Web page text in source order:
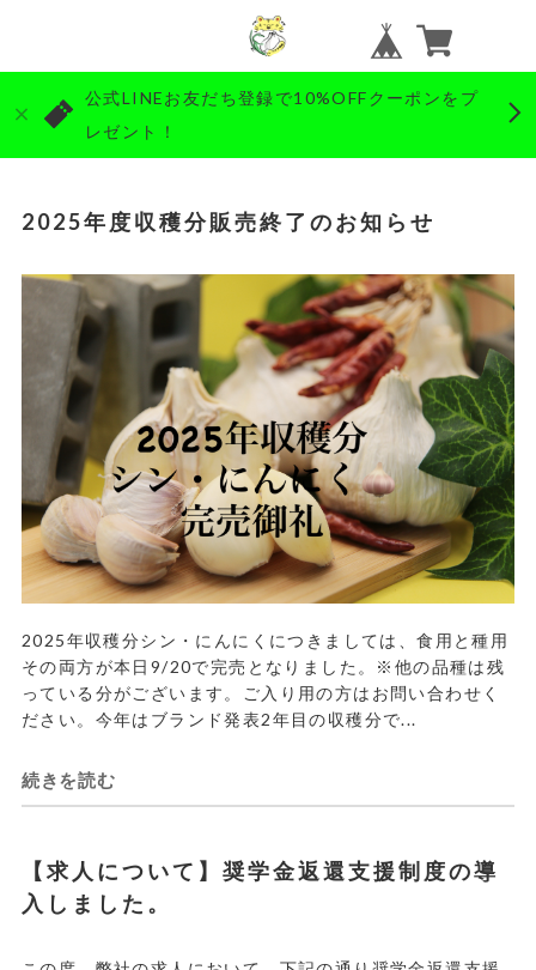
公式LINEお友だち登録で10%OFFクーポンをプ
レゼント！
2025年度収穫分販売終了のお知らせ
2025年収穫分シン・にんにくにつきましては、食用と種用
その両方が本日9/20で完売となりました。※他の品種は残
っている分がございます。ご入り用の方はお問い合わせく
ださい。今年はブランド発表2年目の収穫分で...
続きを読む
【求人について】奨学金返還支援制度の導
入しました。